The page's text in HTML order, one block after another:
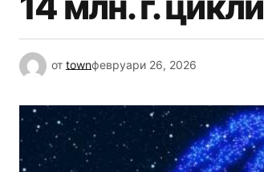
от townфевруари 26, 2026